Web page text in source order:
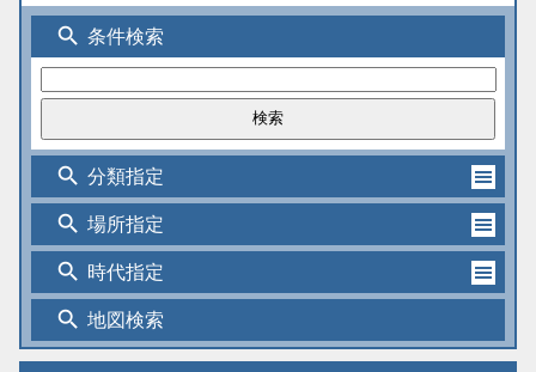
search 条件検索
search 分類指定
search 場所指定
search 時代指定
search 地図検索